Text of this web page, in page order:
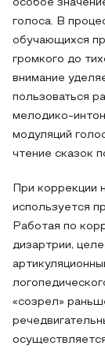
особое
голоса. В
обучающихся
громкого до
внимание
пользоваться
мелодико-
модуляций
чтение сказок
При коррекции
используется
Работая по
дизартрии,
«созрел»